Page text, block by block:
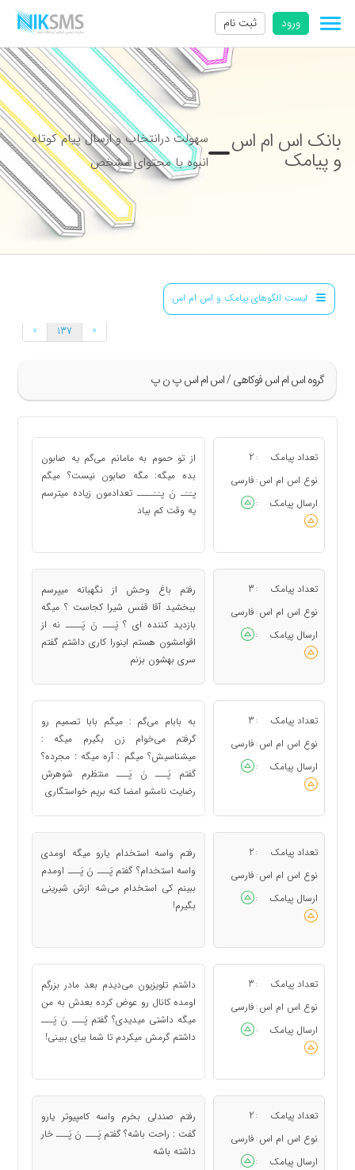
ورود ثبت نام
بانک اس ام اس
و پیامک
سهولت درانتخاب و ارسال پیام کوتاه
انبوه با محتوای مشخص
لیست الگوهای پیامک و اس ام اس
گروه اس ام اس فوکاهی / اس ام اس پ ن پ
» 137 «
تعداد پیامک :
2
نوع اس ام اس : فارسی
ارسال پیامک
:
از تو حموم به مامانم می‌گم یه صابون
بده میگه: مگه صابون نیست؟ میگم
پـَـَـ نَ پـَـَــــ تعدادمون زیاده میترسم
یه وقت کم بیاد
تعداد پیامک :
3
نوع اس ام اس : فارسی
ارسال پیامک
:
رفتم باغ وحش از نگهبانه میپرسم
ببخشید آقا قفس شیرا کجاست ؟ میگه
بازدید کننده ای ؟ پَـــ نَ پَــــ نه از
اقوامشون هستم اینورا کاری داشتم گفتم
سری بهشون بزنم
تعداد پیامک :
3
نوع اس ام اس : فارسی
ارسال پیامک
:
به بابام می‌گم : میگم بابا تصمیم رو
گرفتم می‌خوام زن بگیرم میگه :
میشناسیش؟ میگم : آره میگه : مجرده؟
گفتم پَـــ نَ‌‌ پَـــ منتظرم شوهرش
رضایت نامشو امضا کنه بریم خواستگاری
تعداد پیامک :
2
نوع اس ام اس : فارسی
ارسال پیامک
:
رفتم واسه استخدام یارو میگه اومدی
واسه استخدام؟ گفتم پَـــ نَ‌‌ پَـــ اومدم
ببینم کی استخدام می‌شه ازش شیرینی
بگیرم!
تعداد پیامک :
3
نوع اس ام اس : فارسی
ارسال پیامک
:
داشتم تلویزیون می‌دیدم بعد مادر بزرگم
اومده کانال رو عوض کرده بعدش به من
میگه داشتی میدیدی؟ گفتم پَـــ نَ‌‌ پَـــ
داشتم گرمش میکردم تا شما بیای ببینی!
تعداد پیامک :
2
نوع اس ام اس : فارسی
ارسال پیامک
:
رفتم صندلی بخرم واسه کامپیوتر یارو
گفت : راحت باشه؟ گفتم پَـــ نَ‌‌ پَـــ خار
داشته باشه